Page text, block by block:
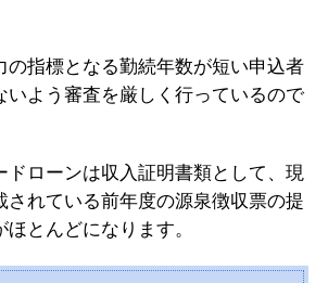
の指標となる勤続年数が短い申込者
いよう審査を厳しく行っているので
ドローンは収入証明書類として、現
されている前年度の源泉徴収票の提
とんどになります。